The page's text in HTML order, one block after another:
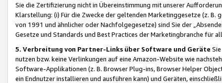
Sie die Zertifizierung nicht in Übereinstimmung mit unserer
Klarstellung: (i) Für die Zwecke der geltenden Marketinggesetze (z. B.
von 1991 und ähnlicher oder Nachfolgegesetze) sind Sie der
Gesetze und Standards und Best Practices der Marketingbranche für
5. Verbreitung von Partner-Links über Software und Geräte
nutzen bzw. keine Verlinkungen auf eine Amazon-Website wie
Software-Applikationen (z. B. Browser Plug-ins, Browser Helper
ein Endnutzer installieren und ausführen kann) und Geräten,